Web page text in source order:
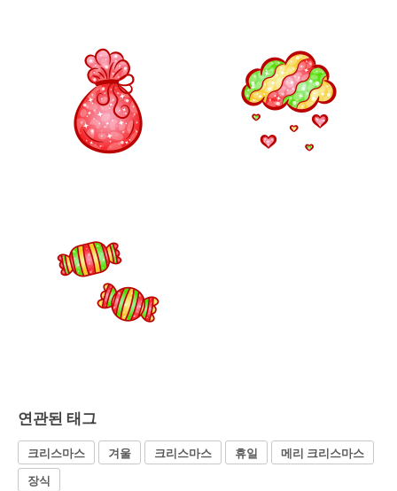
연관된 태그
크리스마스 겨울 크리스마스 휴일
메리 크리스마스
장식